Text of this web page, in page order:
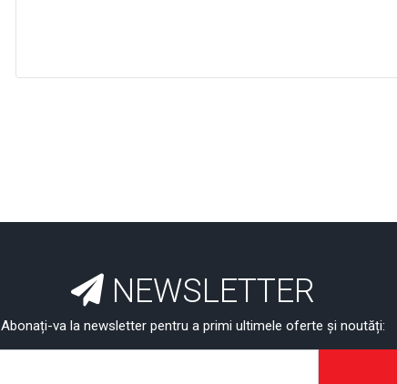
NEWSLETTER
Abonați-va la newsletter pentru a primi ultimele oferte și noutăți: